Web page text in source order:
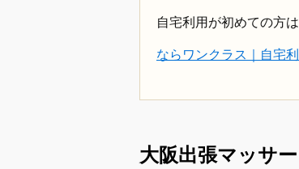
自宅利用が初めての方
ならワンクラス｜自宅
大阪出張マッサ